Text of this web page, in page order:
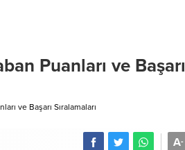
Puanları ve Başarı
ve Başarı Sıralamaları
A-